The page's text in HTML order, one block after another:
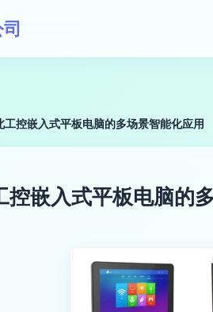
工控嵌入式平板电脑的多场景智能化应用
控嵌入式平板电脑的